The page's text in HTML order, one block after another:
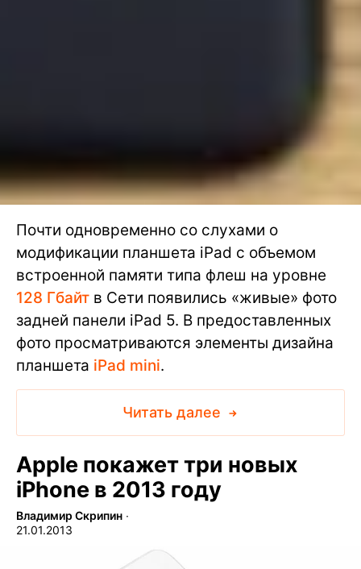
Почти одновременно со слухами о
модификации планшета iPad с объемом
встроенной памяти типа флеш на уровне
128 Гбайт в Сети появились «живые» фото
задней панели iPad 5. В предоставленных
фото просматриваются элементы дизайна
планшета iPad mini.
Читать далее
Apple покажет три новых
iPhone в 2013 году
Владимир Скрипин ∙
21.01.2013